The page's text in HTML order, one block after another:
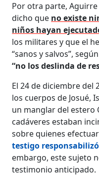
Por otra parte, Aguirre
dicho que no existe
niños hayan
los militares y que el
“sanos y salvos”,
“no los deslinda de
El 24 de diciembre del
los cuerpos de Josué,
un manglar del estero
cadáveres estaban
sobre quienes
testigo
embargo, este sujeto
testimonio anticipado.